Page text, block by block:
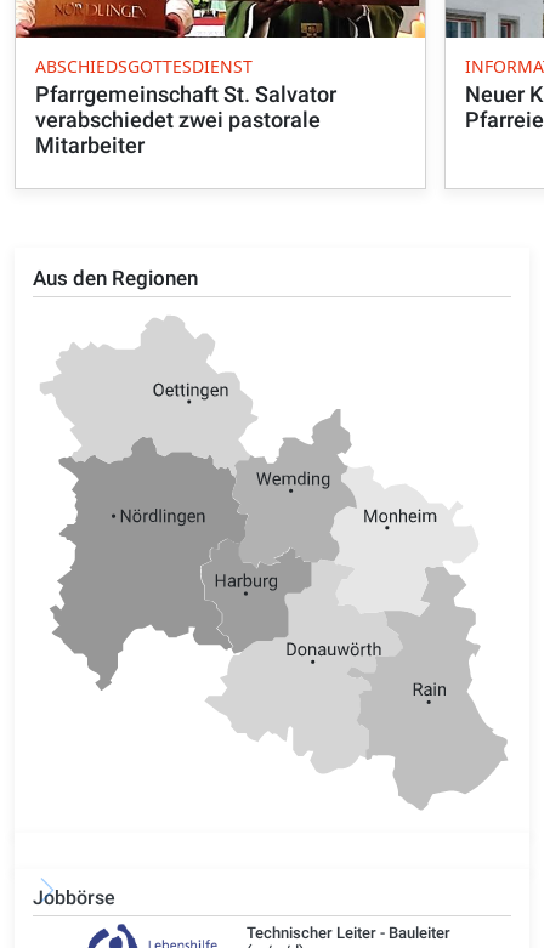
Aus den Regionen
Jobbörse
Technischer Leiter - Bauleiter
ABSCHIEDSGOTTESDIENST
Pfarrgemeinschaft St. Salvator
verabschiedet zwei pastorale
Mitarbeiter
Neuer